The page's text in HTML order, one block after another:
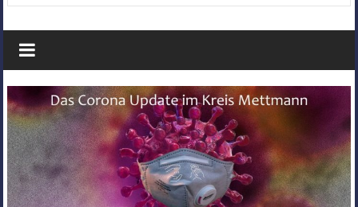
Stadt
Monheim